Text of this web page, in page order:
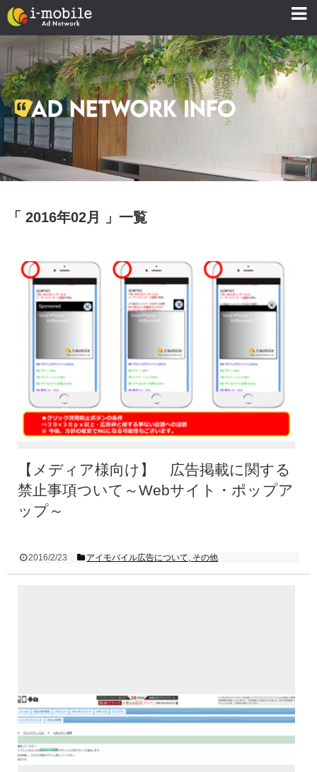
「 2016年02月 」一覧
【メディア様向け】 広告掲載に関する
禁止事項ついて～Webサイト・ポップア
ップ～
2016/2/23 アイモバイル広告について, その他